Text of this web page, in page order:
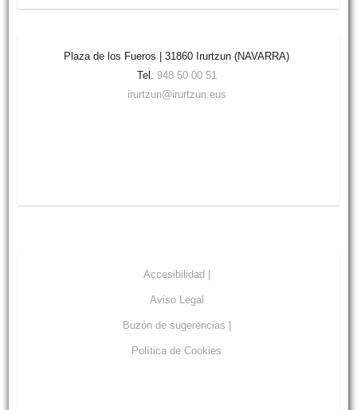
Plaza de los Fueros | 31860 Irurtzun (NAVARRA)
Tel. 948 50 00 51
irurtzun@irurtzun.eus
Accesibilidad |
Aviso Legal
Buzón de sugerencias |
Política de Cookies